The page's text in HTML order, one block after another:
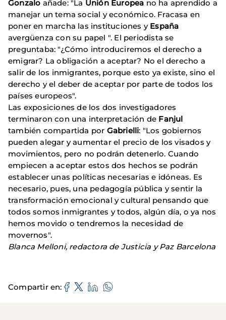
Gonzalo añade: "La Unión Europea no ha aprendido a
manejar un tema social y económico. Fracasa en
poner en marcha las instituciones y España
avergüenza con su papel ". El periodista se
preguntaba: "¿Cómo introduciremos el derecho a
emigrar? La obligación a aceptar? No el derecho a
salir de los inmigrantes, porque esto ya existe, sino el
derecho y el deber de aceptar por parte de todos los
países europeos".
Las exposiciones de los dos investigadores
terminaron con una interpretación de Fanjul
también compartida por Gabrielli: "Los gobiernos
pueden alegar y aumentar el precio de los visados ​​y
movimientos, pero no podrán detenerlo. Cuando
empiecen a aceptar estos dos hechos se podrán
establecer unas políticas necesarias e idóneas. Es
necesario, pues, una pedagogía pública y sentir la
transformación emocional y cultural pensando que
todos somos inmigrantes y todos, algún día, o ya nos
hemos movido o tendremos la necesidad de
movernos".
Blanca Melloni, redactora de Justicia y Paz Barcelona
Compartir en